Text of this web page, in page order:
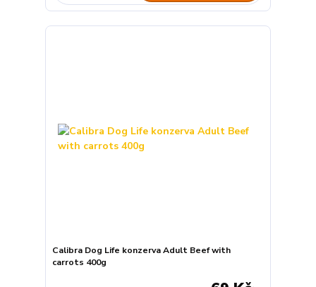
Calibra Dog Life konzerva Adult Beef with
carrots 400g